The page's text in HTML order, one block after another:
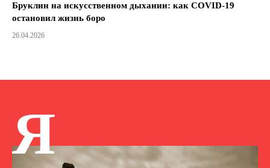
Бруклин на искусственном дыхании: как COVID-19
остановил жизнь боро
26.04.2026
Я